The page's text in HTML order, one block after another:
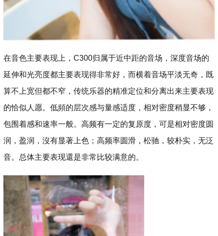
在音色主要表现上，C300归属于近中距的音场，深度音场的
延伸和光亮度都主要表现得非常好，而横着音场平淡无奇，既
算不上宽但都不窄，传统乐器的精准定位和分离出来主要表现
的恰似人愿。低頻的层次感与量感适度，相对密度稍显不够，
包围着感和速率一般。高频有一定的复原度，可是相对密度圆
润，盈润，沒有显著上色；高频率圆滑，松驰，较朴实，无泛
音。总体主要表现還是非常比较满意的。